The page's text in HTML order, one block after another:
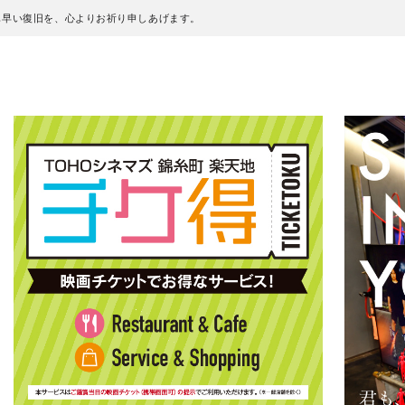
い復旧を、心よりお祈り申しあげます。